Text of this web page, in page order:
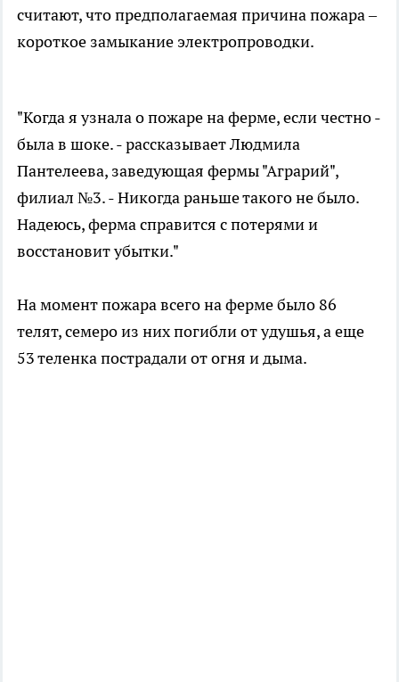
считают, что предполагаемая причина пожара –
короткое замыкание электропроводки.
"Когда я узнала о пожаре на ферме, если честно -
была в шоке. - рассказывает Людмила
Пантелеева, заведующая фермы "Аграрий",
филиал №3. - Никогда раньше такого не было.
Надеюсь, ферма справится с потерями и
восстановит убытки."
На момент пожара всего на ферме было 86
телят, семеро из них погибли от удушья, а еще
53 теленка пострадали от огня и дыма.